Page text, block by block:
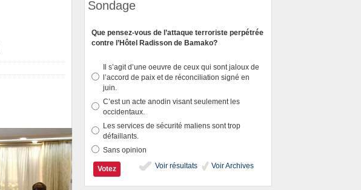
Sondage
Que pensez-vous de l’attaque terroriste perpétrée
contre l’Hôtel Radisson de Bamako?
Il s’agit d’une oeuvre de ceux qui sont jaloux de
l’accord de paix et de réconciliation signé en
juin.
C’est un acte anodin visant seulement les
occidentaux.
Les services de sécurité maliens sont trop
défaillants.
Sans opinion
Voir résultats
Voir Archives